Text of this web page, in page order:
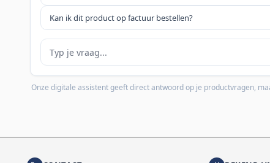
Kan ik dit product op factuur bestellen?
Je vraag
Onze digitale assistent geeft direct antwoord op je productvragen,